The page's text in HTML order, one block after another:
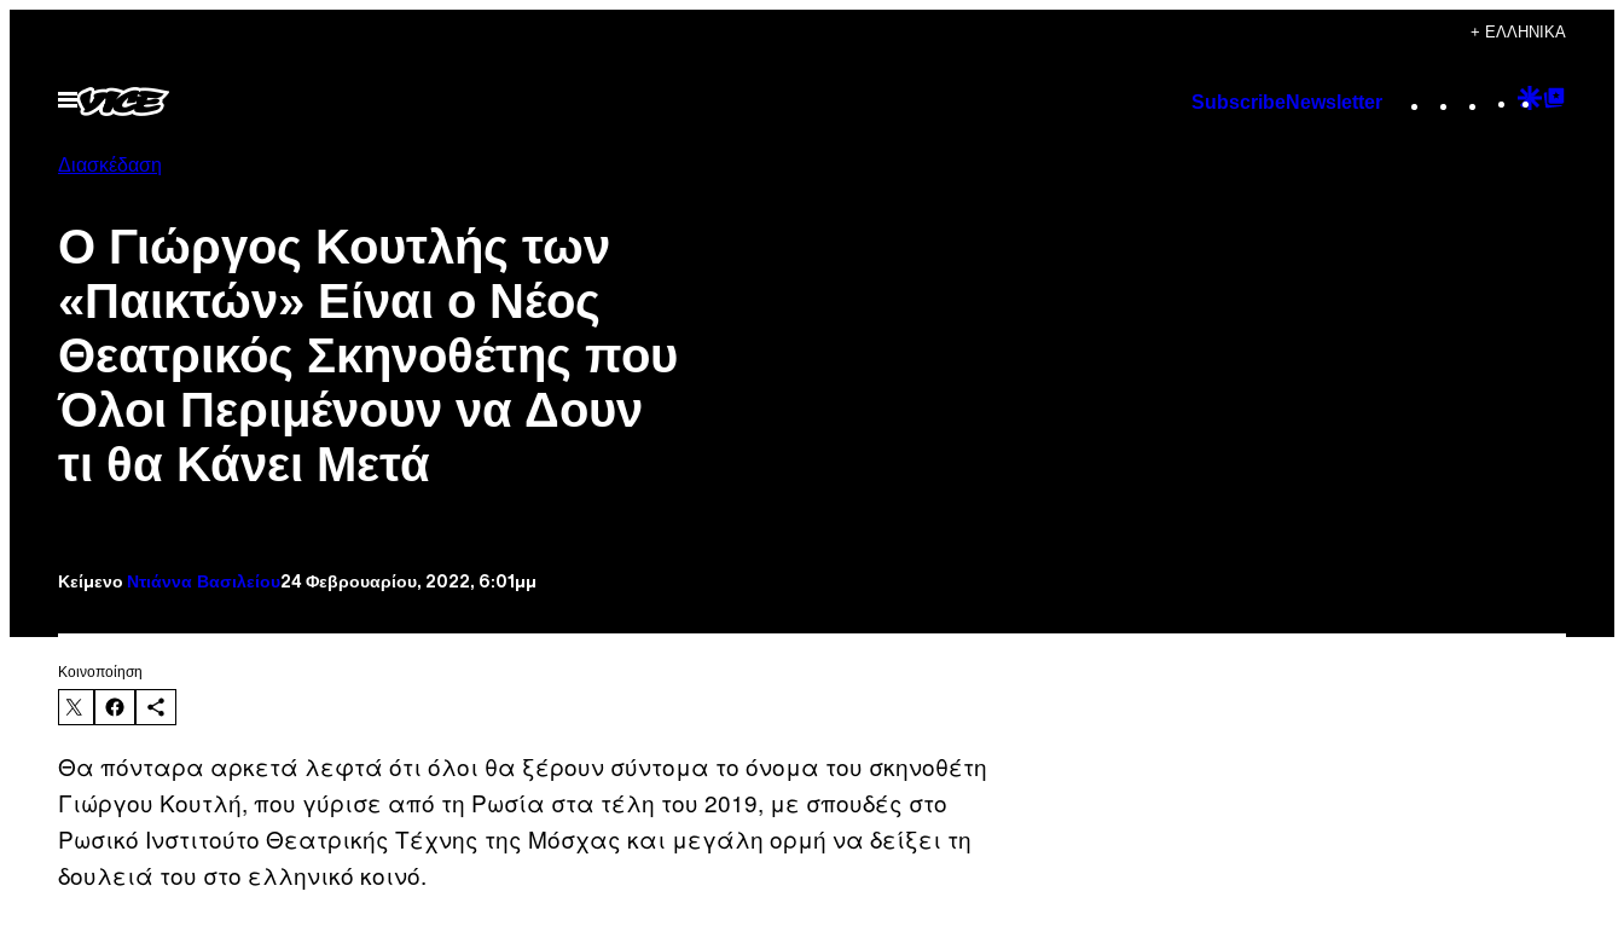
περιεχόμενο
+ ΕΛΛΗΝΙΚΆ
Ανοίξτε
το
SubscribeNewsletter Instagram
TikTok
YouTube
Google
Διασκέδαση
Ο Γιώργος Κουτλής των
«Παικτών» Είναι ο Νέος
Θεατρικός Σκηνοθέτης που
Όλοι Περιμένουν να Δουν
τι θα Κάνει Μετά
Κείμενο Ντιάννα Βασιλείου24 Φεβρουαρίου, 2022, 6:01μμ
Kοινοποίηση
Θα πόνταρα αρκετά λεφτά ότι όλοι θα ξέρουν σύντομα το όνομα του σκηνοθέτη
Γιώργου Κουτλή, που γύρισε από τη Ρωσία στα τέλη του 2019, με σπουδές στο
Ρωσικό Ινστιτούτο Θεατρικής Τέχνης της Μόσχας και μεγάλη ορμή να δείξει τη
δουλειά του στο ελληνικό κοινό.